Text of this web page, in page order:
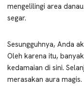
mengelilingi area
segar.
Sesungguhnya, Anda
Oleh karena itu,
kedamaian di sini.
merasakan aura magis.